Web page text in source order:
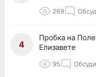
269
4
Пробка на
Елизавете
95